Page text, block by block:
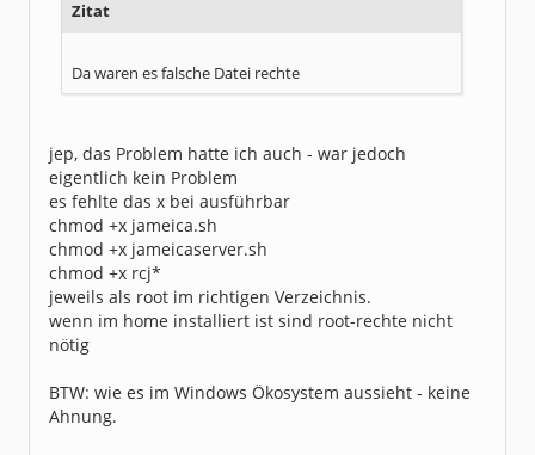
Zitat
Da waren es falsche Datei rechte
jep, das Problem hatte ich auch - war jedoch
eigentlich kein Problem
es fehlte das x bei ausführbar
chmod +x jameica.sh
chmod +x jameicaserver.sh
chmod +x rcj*
jeweils als root im richtigen Verzeichnis.
wenn im home installiert ist sind root-rechte nicht
nötig
BTW: wie es im Windows Ökosystem aussieht - keine
Ahnung.